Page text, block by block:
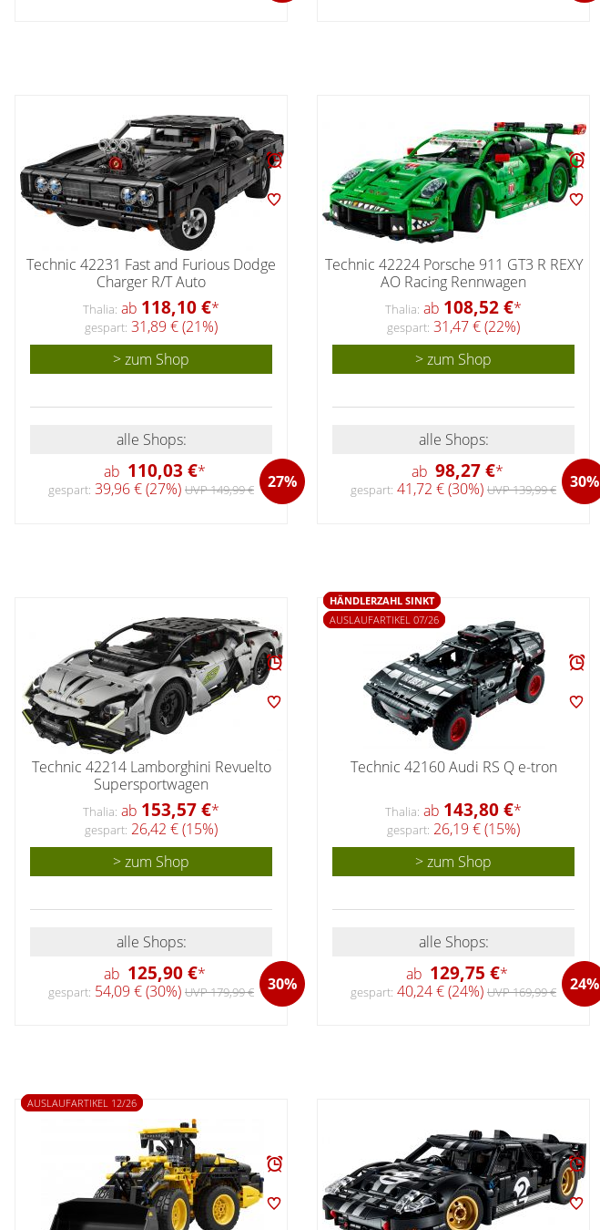
Technic 42231 Fast and Furious Dodge
Charger R/T Auto
Thalia: ab 118,10 €*
gespart: 31,89 € (21%)
> zum Shop
alle Shops:
ab 110,03 €* 27%
gespart: 39,96 € (27%) UVP 149,99 €
Technic 42224 Porsche 911 GT3 R REXY
AO Racing Rennwagen
Thalia: ab 108,52 €*
gespart: 31,47 € (22%)
> zum Shop
alle Shops:
ab 98,27 €* 30%
gespart: 41,72 € (30%) UVP 139,99 €
Technic 42214 Lamborghini Revuelto
Supersportwagen
Thalia: ab 153,57 €*
gespart: 26,42 € (15%)
> zum Shop
alle Shops:
ab 125,90 €* 30%
gespart: 54,09 € (30%) UVP 179,99 €
HÄNDLERZAHL SINKT
AUSLAUFARTIKEL 07/26
Technic 42160 Audi RS Q e-tron
Thalia: ab 143,80 €*
gespart: 26,19 € (15%)
> zum Shop
alle Shops:
ab 129,75 €* 24%
gespart: 40,24 € (24%) UVP 169,99 €
AUSLAUFARTIKEL 12/26